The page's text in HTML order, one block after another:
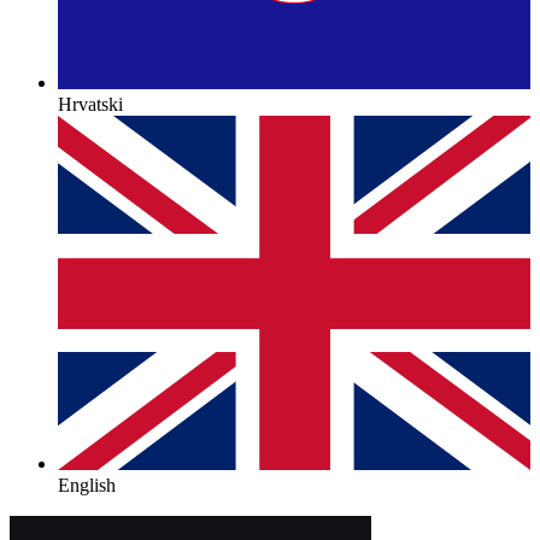
Hrvatski
English